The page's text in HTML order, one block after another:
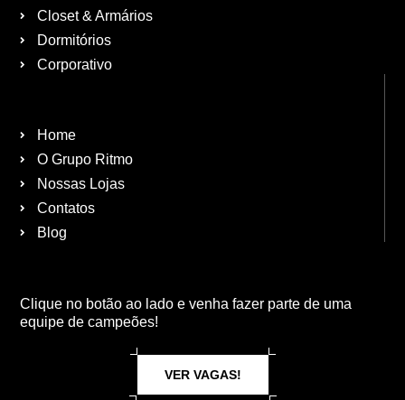
Closet & Armários
Dormitórios
Corporativo
Home
O Grupo Ritmo
Nossas Lojas
Contatos
Blog
Clique no botão ao lado e venha fazer parte de uma
equipe de campeões!
VER VAGAS!